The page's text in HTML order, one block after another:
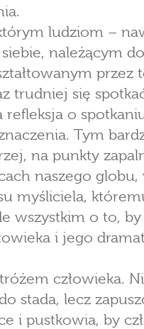
ludziom –
należącym
przez
trudniej się
refleksja o
Tym
na punkty
naszego
myśliciela,
wszystkim o to, by
i jego
człowieka.
stada, lecz
i pustkowia, by